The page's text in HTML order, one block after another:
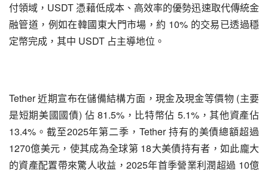
付領域，USDT 憑藉低成本、高效率的優勢迅速取代傳統金
融管道，例如在韓國東大門市場，約 10% 的交易已透過穩
定幣完成，其中 USDT 占主導地位。
Tether 近期宣布在儲備結構方面，現金及現金等價物 (主要
是短期美國國債) 佔 81.5%，比特幣佔 5.1%，其他資產佔
13.4%。截至2025年第二季，Tether 持有的美債總額超過
1270億美元，使其成為全球第 18大美債持有者，如此龐大
的資產配置帶來驚人收益，2025年首季營業利潤超過 10億